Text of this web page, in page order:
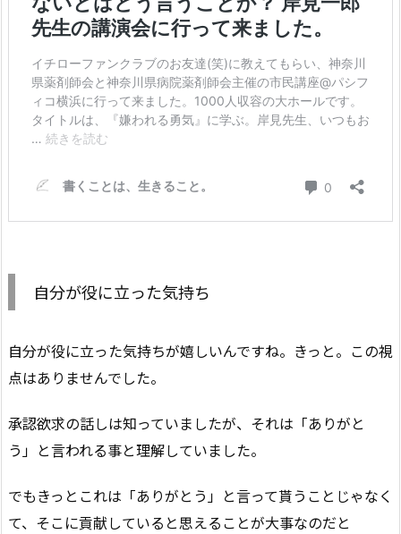
自分が役に立った気持ち
自分が役に立った気持ちが嬉しいんですね。きっと。この視
点はありませんでした。
承認欲求の話しは知っていましたが、それは「ありがと
う」と言われる事と理解していました。
でもきっとこれは「ありがとう」と言って貰うことじゃなく
て、そこに貢献していると思えることが大事なのだと